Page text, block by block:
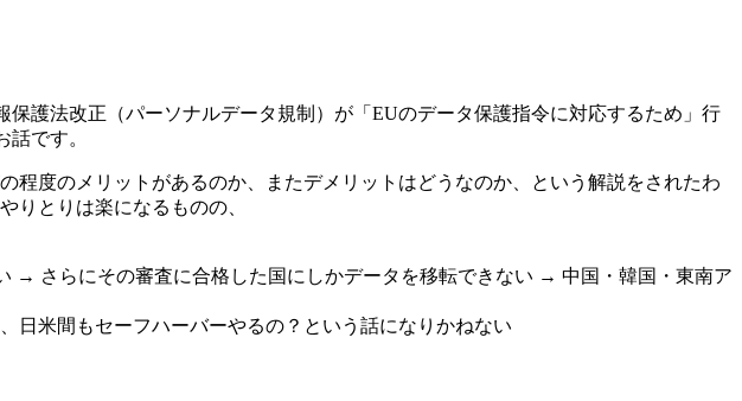
護法改正（パーソナルデータ規制）が「EUのデータ保護指令に対応するため」行
です。
度のメリットがあるのか、またデメリットはどうなのか、という解説をされたわ
りとりは楽になるものの、
→ さらにその審査に合格した国にしかデータを移転できない → 中国・韓国・東南ア
日米間もセーフハーバーやるの？という話になりかねない